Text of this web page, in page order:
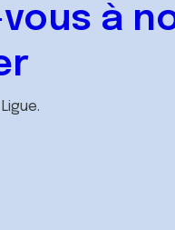
à